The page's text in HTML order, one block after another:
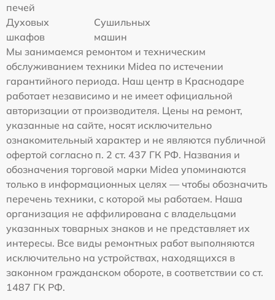
печей
Духовых
шкафов
Сушильных
машин
Мы занимаемся ремонтом и техническим
обслуживанием техники Midea по истечении
гарантийного периода. Наш центр в Краснодаре
работает независимо и не имеет официальной
авторизации от производителя. Цены на ремонт,
указанные на сайте, носят исключительно
ознакомительный характер и не являются публичной
офертой согласно п. 2 ст. 437 ГК РФ. Названия и
обозначения торговой марки Midea упоминаются
только в информационных целях — чтобы обозначить
перечень техники, с которой мы работаем. Наша
организация не аффилирована с владельцами
указанных товарных знаков и не представляет их
интересы. Все виды ремонтных работ выполняются
исключительно на устройствах, находящихся в
законном гражданском обороте, в соответствии со ст.
1487 ГК РФ.